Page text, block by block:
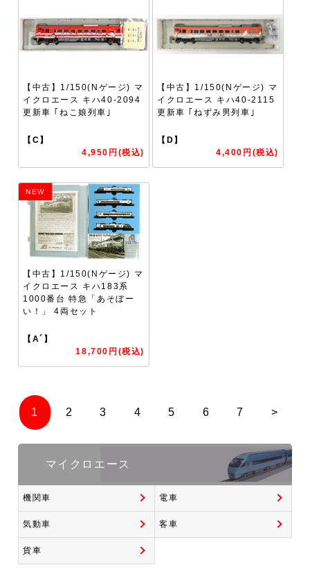
【中古】1/150(Nゲージ) マ
イクロエース キハ40-2094
更新車 ｢ねこ娘列車｣
【C】
4,950円(税込)
【中古】1/150(Nゲージ) マ
イクロエース キハ40-2115
更新車 ｢ねずみ男列車｣
【D】
4,400円(税込)
NEW
【中古】1/150(Nゲージ) マ
イクロエース キハ183系
1000番台 特急「あそぼー
い！」 4両セット
【A´】
18,700円(税込)
1 2 3 4 5 6 7 >
マイクロエース
機関車 電車
気動車 客車
貨車